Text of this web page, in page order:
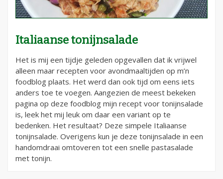
Italiaanse tonijnsalade
Het is mij een tijdje geleden opgevallen dat ik vrijwel
alleen maar recepten voor avondmaaltijden op m’n
foodblog plaats. Het werd dan ook tijd om eens iets
anders toe te voegen. Aangezien de meest bekeken
pagina op deze foodblog mijn recept voor tonijnsalade
is, leek het mij leuk om daar een variant op te
bedenken. Het resultaat? Deze simpele Italiaanse
tonijnsalade. Overigens kun je deze tonijnsalade in een
handomdraai omtoveren tot een snelle pastasalade
met tonijn.